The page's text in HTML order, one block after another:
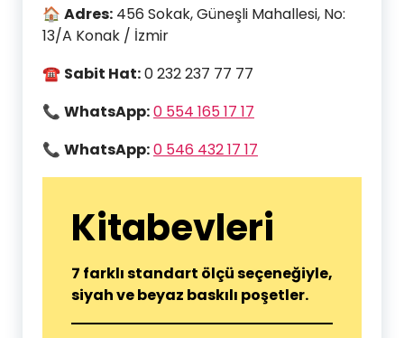
🏠 Adres: 456 Sokak, Güneşli Mahallesi, No:
13/A Konak / İzmir
☎ Sabit Hat:0 232 237 77 77
📞 WhatsApp:0 554 165 17 17
📞 WhatsApp:0 546 432 17 17
Kitabevleri
7 farklı standart ölçü seçeneğiyle,
siyah ve beyaz baskılı poşetler.